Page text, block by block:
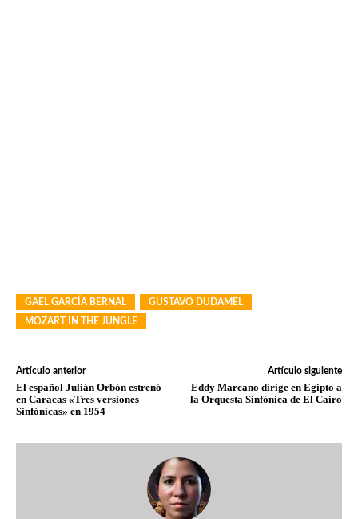
GAEL GARCÍA BERNAL
GUSTAVO DUDAMEL
MOZART IN THE JUNGLE
Artículo anterior
El español Julián Orbón estrenó
en Caracas «Tres versiones
Sinfónicas» en 1954
Artículo siguiente
Eddy Marcano dirige en Egipto a
la Orquesta Sinfónica de El Cairo